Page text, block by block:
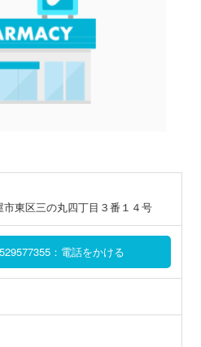
市東区三の丸四丁目３番１４号
：電話をかける